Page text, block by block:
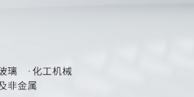
铸造